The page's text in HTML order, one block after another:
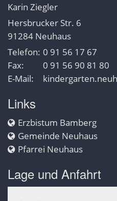
Karin Ziegler
Hersbrucker Str. 6
91284 Neuhaus
Telefon: 0 91 56 17 67
Fax:
0 91 56 90 81 80
E-Mail:
Links
Erzbistum Bamberg
Gemeinde Neuhaus
Pfarrei Neuhaus
Lage und Anfahrt